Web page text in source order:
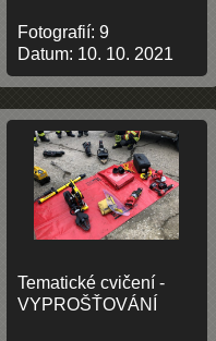
Fotografií: 9
Datum: 10. 10. 2021
Tematické cvičení -
VYPROŠŤOVÁNÍ